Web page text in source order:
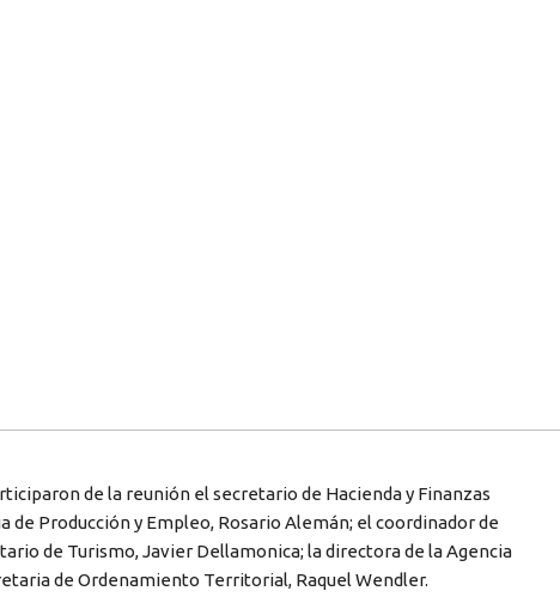
de la reunión el secretario de Hacienda y Finanzas
de Producción y Empleo, Rosario Alemán; el coordinador de
de Turismo, Javier Dellamonica; la directora de la Agencia
de Ordenamiento Territorial, Raquel Wendler.